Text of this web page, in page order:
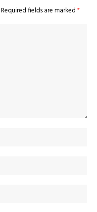
Required fields are marked*